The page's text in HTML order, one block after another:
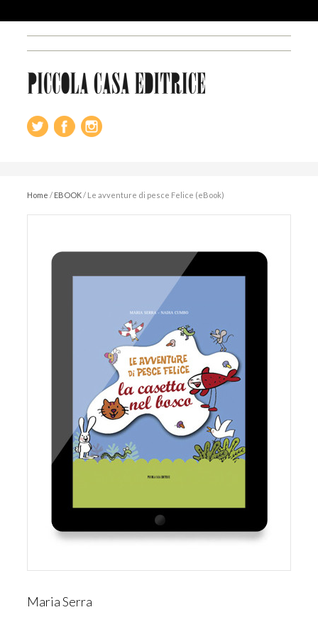
Home / EBOOK/ Le avventure di pesce Felice (eBook)
Maria Serra